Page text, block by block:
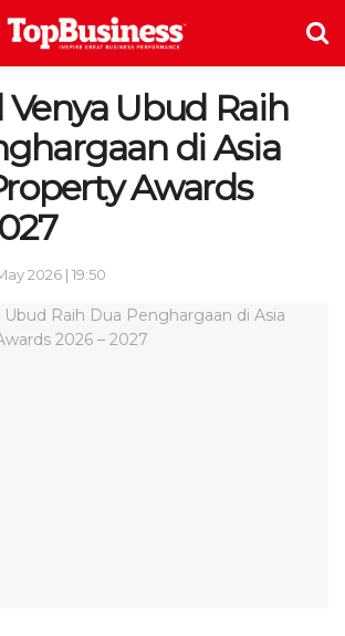
Ubud Raih
di Asia
Awards
2026 | 19:50